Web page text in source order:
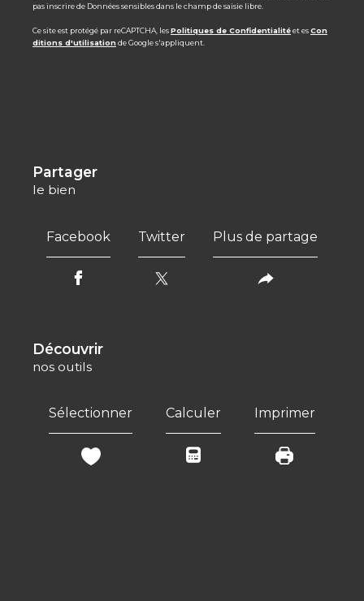
pas inscrire de Données sensibles dans le champ de saisie libre.
Ce site est protégé par reCAPTCHA, lesPolitiques de Confidentialitéet esCon
ditions d'utilisation de Google s'appliquent.
partager
le bien
Facebook Twitter Plus de partage
découvrir
nos outils
Sélectionner Calculer Imprimer